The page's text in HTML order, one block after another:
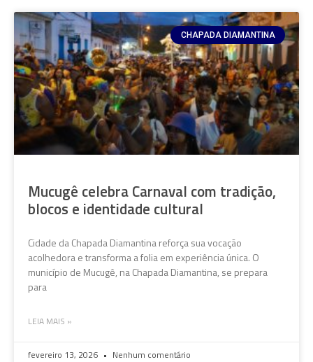
CHAPADA DIAMANTINA
Mucugê celebra Carnaval com tradição,
blocos e identidade cultural
Cidade da Chapada Diamantina reforça sua vocação
acolhedora e transforma a folia em experiência única. O
município de Mucugê, na Chapada Diamantina, se prepara
para
LEIA MAIS »
fevereiro 13, 2026 Nenhum comentário